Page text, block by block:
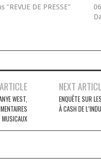
"REVUE DE PRESSE"
WEST,
MUSICAUX
NEXT
ENQUÊTE SUR
À CASH DE